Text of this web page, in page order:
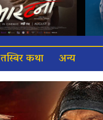
तस्बिर कथा अन्य